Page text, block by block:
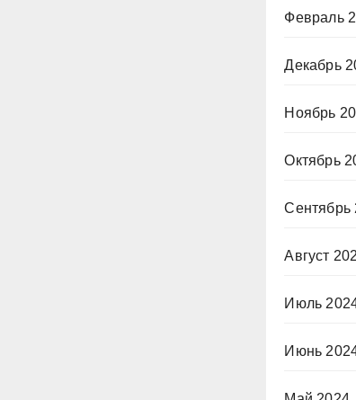
Февраль
Декабрь
Ноябрь
Октябрь
Сентябрь
Август
Июль
Июнь